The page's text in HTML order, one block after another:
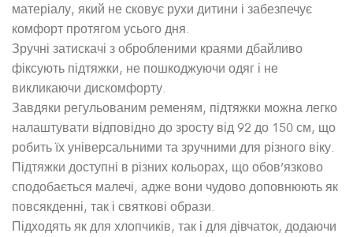
матеріалу, який не сковує рухи дитини і забезпечує
комфорт протягом усього дня.
Зручні затискачі з обробленими краями дбайливо
фіксують підтяжки, не пошкоджуючи одяг і не
викликаючи дискомфорту.
Завдяки регульованим ременям, підтяжки можна легко
налаштувати відповідно до зросту від 92 до 150 см, що
робить їх універсальними та зручними для різного віку.
Підтяжки доступні в різних кольорах, що обов’язково
сподобається малечі, адже вони чудово доповнюють як
повсякденні, так і святкові образи.
Підходять як для хлопчиків, так і для дівчаток, додаючи